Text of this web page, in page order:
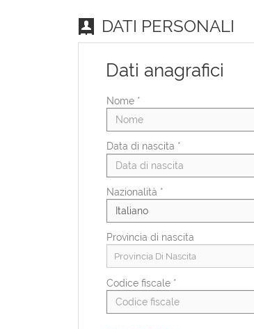
DATI PERSONALI
Dati anagrafici
Nome *
Data di nascita *
Nazionalità *
Provincia di nascita
Provincia Di Nascita
Codice fiscale *